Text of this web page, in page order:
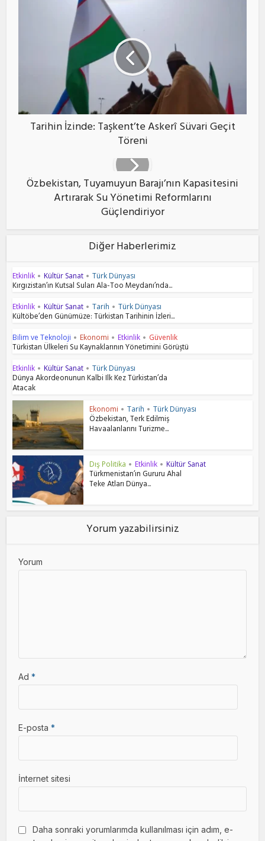
Tarihin İzinde: Taşkent’te Askerî Süvari Geçit
Töreni
Özbekistan, Tuyamuyun Barajı’nın Kapasitesini
Artırarak Su Yönetimi Reformlarını
Güçlendiriyor
Diğer Haberlerimiz
Etkinlik • Kültür Sanat • Türk Dünyası
Kırgızistan’ın Kutsal Suları Ala-Too Meydanı’nda...
Etkinlik • Kültür Sanat • Tarih • Türk Dünyası
Kültöbe’den Günümüze: Türkistan Tarihinin İzleri...
Bilim ve Teknoloji • Ekonomi • Etkinlik • Güvenlik
Türkistan Ülkeleri Su Kaynaklarının Yönetimini Görüştü
Etkinlik • Kültür Sanat • Türk Dünyası
Dünya Akordeonunun Kalbi Ilk Kez Türkistan’da
Atacak
Ekonomi • Tarih • Türk Dünyası
Özbekistan, Terk Edilmiş
Havaalanlarını Turizme...
Dış Politika • Etkinlik • Kültür Sanat
Türkmenistan’ın Gururu Ahal
Teke Atları Dünya...
Yorum yazabilirsiniz
Yorum
Ad*
E-posta*
İnternet sitesi
Daha sonraki yorumlarımda kullanılması için adım, e-